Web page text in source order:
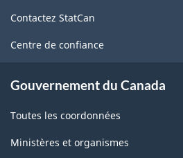
de
la
ce
site
Contactez StatCan
Centre de confiance
Gouvernement du Canada
Toutes les coordonnées
Ministères et organismes